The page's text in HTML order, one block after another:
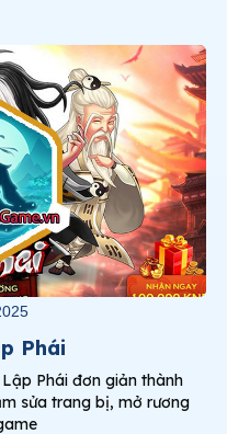
Phái
Phái đơn giản thành
sửa trang bị, mở rương